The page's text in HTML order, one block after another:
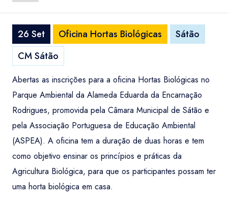
26 Set Oficina Hortas Biológicas
Sátão
CM Sátão
Abertas as inscrições para a oficina Hortas Biológicas no
Parque Ambiental da Alameda Eduarda da Encarnação
Rodrigues, promovida pela Câmara Municipal de Sátão e
pela Associação Portuguesa de Educação Ambiental
(ASPEA). A oficina tem a duração de duas horas e tem
como objetivo ensinar os princípios e práticas da
Agricultura Biológica, para que os participantes possam ter
uma horta biológica em casa.